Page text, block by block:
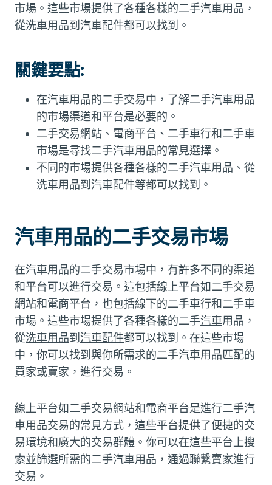
市場。這些市場提供了各種各樣的二手汽車用品，
從洗車用品到汽車配件都可以找到。
關鍵要點:
在汽車用品的二手交易中，了解二手汽車用品
的市場渠道和平台是必要的。
二手交易網站、電商平台、二手車行和二手車
市場是尋找二手汽車用品的常見選擇。
不同的市場提供各種各樣的二手汽車用品、從
洗車用品到汽車配件等都可以找到。
汽車用品的二手交易市場
在汽車用品的二手交易市場中，有許多不同的渠道
和平台可以進行交易。這包括線上平台如二手交易
網站和電商平台，也包括線下的二手車行和二手車
市場。這些市場提供了各種各樣的二手汽車用品，
從洗車用品到 汽車配件都可以找到。在這些市場
中，你可以找到與你所需求的二手汽車用品匹配的
買家或賣家，進行交易。
線上平台如二手交易網站和電商平台是進行二手汽
車用品交易的常見方式，這些平台提供了便捷的交
易環境和廣大的交易群體。你可以在這些平台上搜
索並篩選所需的二手汽車用品，通過聯繫賣家進行
交易。